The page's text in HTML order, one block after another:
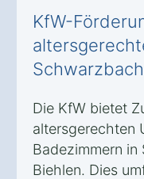
KfW-
Die KfW bietet
altersgerechten
Badezimmern in
Biehlen. Dies